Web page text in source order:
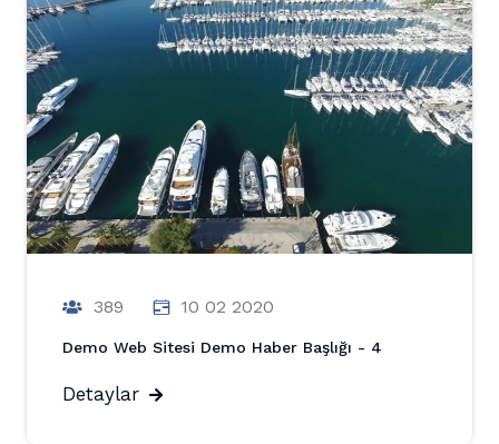
389 10 02 2020
Demo Web Sitesi Demo Haber Başlığı - 4
Detaylar